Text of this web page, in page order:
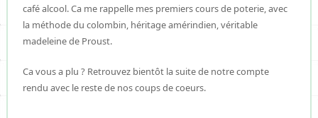
café alcool. Ca me rappelle mes premiers cours de poterie, avec
la méthode du colombin, héritage amérindien, véritable
madeleine de Proust.
Ca vous a plu ? Retrouvez bientôt la suite de notre compte
rendu avec le reste de nos coups de coeurs.